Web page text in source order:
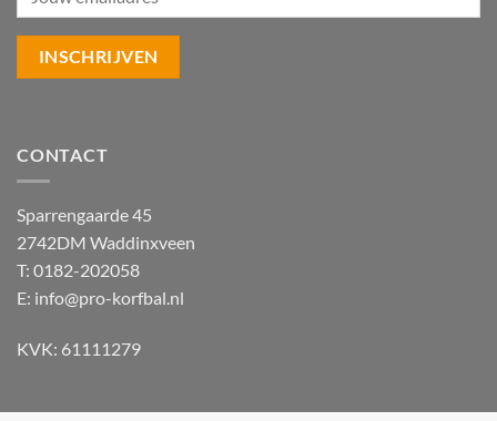
CONTACT
Sparrengaarde 45
2742DM Waddinxveen
T: 0182-202058
E: info@pro-korfbal.nl
KVK: 61111279